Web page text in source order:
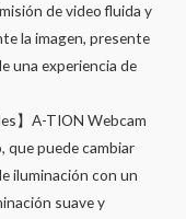
de video fluida y
la imagen, presente
una experiencia de
】A-TION Webcam
que puede cambiar
iluminación con un
suave y